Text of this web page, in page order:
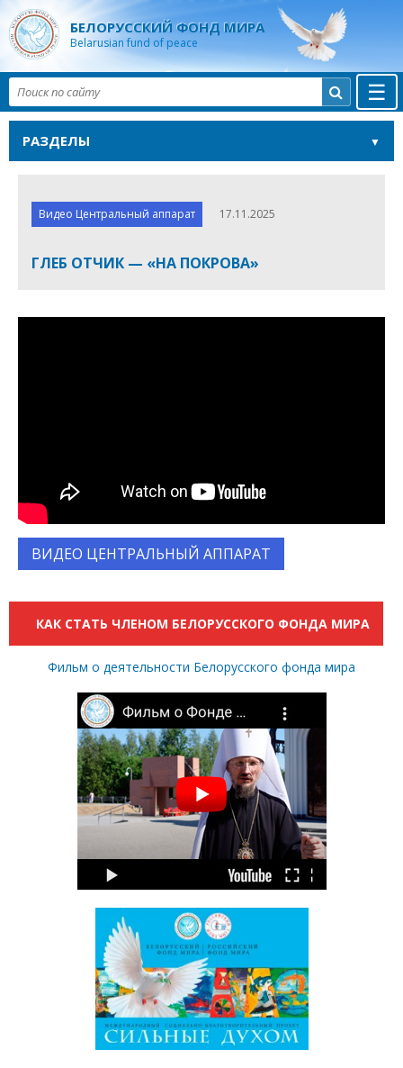
БЕЛОРУССКИЙ ФОНД МИРА
Belarusian fund of peace
☰

РАЗДЕЛЫ
Видео Центральный аппарат 17.11.2025
ГЛЕБ ОТЧИК — «НА ПОКРОВА»
ВИДЕО ЦЕНТРАЛЬНЫЙ АППАРАТ
КАК СТАТЬ ЧЛЕНОМ БЕЛОРУССКОГО ФОНДА МИРА
Фильм о деятельности Белорусского фонда мира